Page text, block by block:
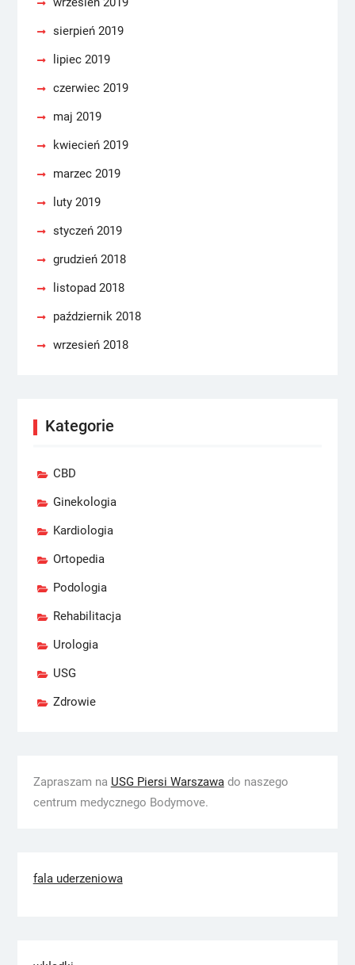
sierpień 2019
lipiec 2019
czerwiec 2019
maj 2019
kwiecień 2019
marzec 2019
luty 2019
styczeń 2019
grudzień 2018
listopad 2018
październik 2018
wrzesień 2018
Kategorie
CBD
Ginekologia
Kardiologia
Ortopedia
Podologia
Rehabilitacja
Urologia
USG
Zdrowie
Zapraszam na USG Piersi Warszawado naszego
centrum medycznego Bodymove.
fala uderzeniowa